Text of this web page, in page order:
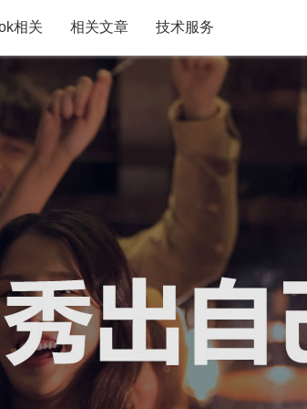
相关 相关文章 技术服务